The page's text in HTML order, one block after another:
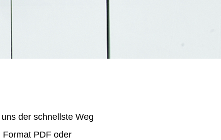
der schnellste Weg
PDF oder